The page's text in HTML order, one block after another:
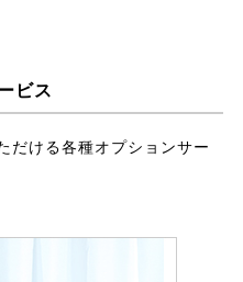
ビス
だける各種オプションサー